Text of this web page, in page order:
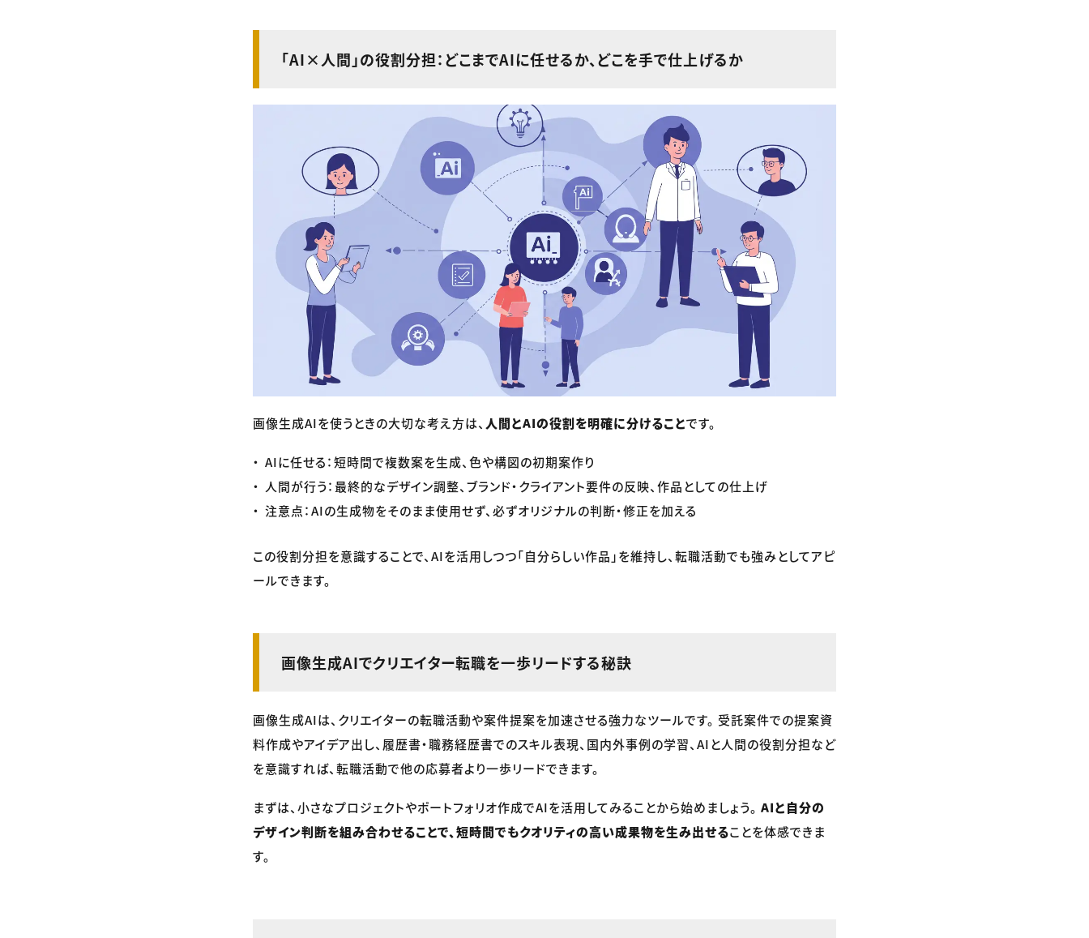
「AI×人間」の役割分担：どこまでAIに任せるか、どこを手で仕上げるか
画像生成AIを使うときの大切な考え方は、 人間とAIの役割を明確に分けることです。
AIに任せる：短時間で複数案を生成、色や構図の初期案作り
人間が行う：最終的なデザイン調整、ブランド・クライアント要件の反映、作品としての仕上げ
注意点：AIの生成物をそのまま使用せず、必ずオリジナルの判断・修正を加える
この役割分担を意識することで、AIを活用しつつ「自分らしい作品」を維持し、転職活動でも強みとしてアピ
ールできます。
画像生成AIでクリエイター転職を一歩リードする秘訣
画像生成AIは、クリエイターの転職活動や案件提案を加速させる強力なツールです。 受託案件での提案資
料作成やアイデア出し、履歴書・職務経歴書でのスキル表現、国内外事例の学習、AIと人間の役割分担など
を意識すれば、転職活動で他の応募者より一歩リードできます。
まずは、小さなプロジェクトやポートフォリオ作成でAIを活用してみることから始めましょう。 AIと自分の
デザイン判断を組み合わせることで、短時間でもクオリティの高い成果物を生み出せることを体感できま
す。